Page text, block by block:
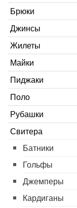
Брюки
Джинсы
Жилеты
Майки
Пиджаки
Поло
Рубашки
Свитера
Батники
Гольфы
Джемперы
Кардиганы